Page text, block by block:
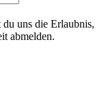
uns die Erlaubnis,
abmelden.